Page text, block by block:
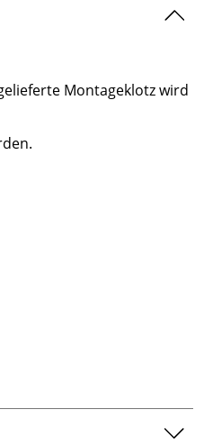
Montageklotz wird